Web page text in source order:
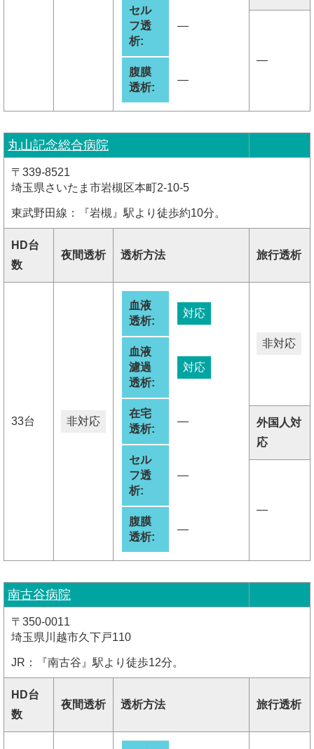
セル
フ透
析:
―
腹膜
透析:
―
―
丸山記念総合病院
〒339-8521
埼玉県さいたま市岩槻区本町2-10-5
東武野田線：『岩槻』駅より徒歩約10分。
HD台
数
夜間透析 透析方法 旅行透析
33台 非対応
血液
透析:
対応
血液
濾過
透析:
対応
在宅
透析:
―
セル
フ透
析:
―
腹膜
透析:
―
非対応
外国人対
応
―
南古谷病院
〒350-0011
埼玉県川越市久下戸110
JR：『南古谷』駅より徒歩12分。
HD台
数
夜間透析 透析方法 旅行透析